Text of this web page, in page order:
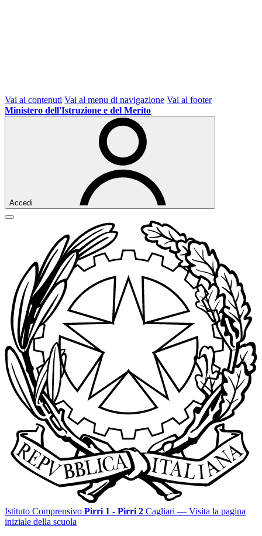
Vai ai contenuti Vai al menu di navigazione Vai al footer
Ministero dell'Istruzione e del Merito
Accedi
Istituto Comprensivo Pirri 1 - Pirri 2 Cagliari — Visita la pagina
iniziale della scuola